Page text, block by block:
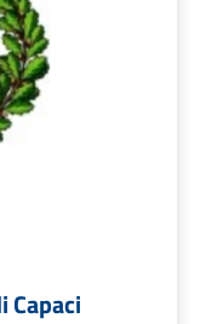
Capaci